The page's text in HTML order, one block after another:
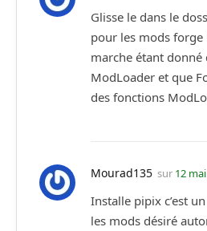
Glisse le dans le
pour les mods forge
marche étant donné
ModLoader et que
des fonctions
Mourad135 sur 12
Installe pipix c’est
les mods désiré